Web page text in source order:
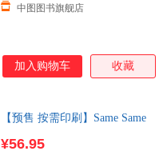
中图图书旗舰店
加入购物车 收藏
【预售 按需印刷】Same Same
¥56.95